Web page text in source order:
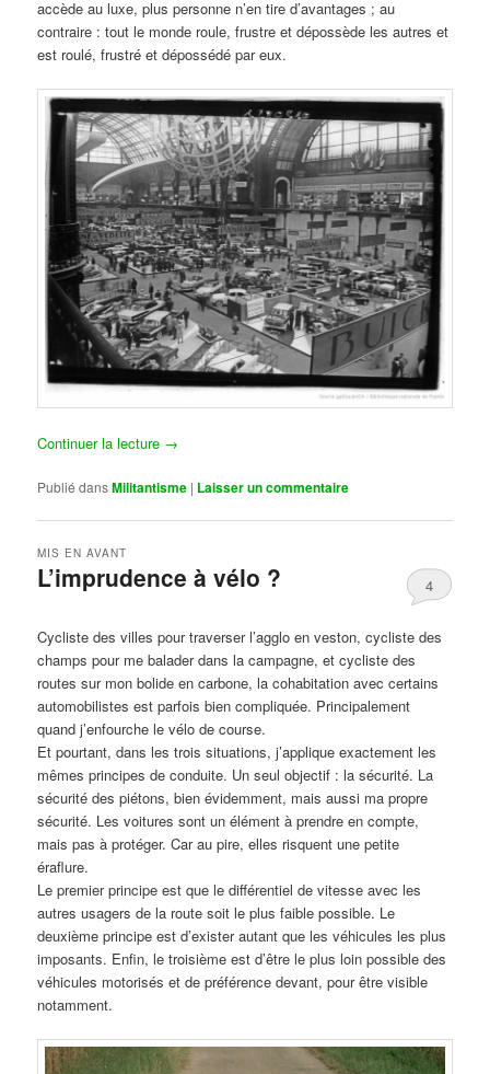
accède au luxe, plus personne n’en tire d’avantages ; au
contraire : tout le monde roule, frustre et dépossède les autres et
est roulé, frustré et dépossédé par eux.
Continuer la lecture →
Publié dansMilitantisme | Laisser un commentaire
L’imprudence à vélo ?
MIS EN AVANT
4
Cycliste des villes pour traverser l’agglo en veston, cycliste des
champs pour me balader dans la campagne, et cycliste des
routes sur mon bolide en carbone, la cohabitation avec certains
automobilistes est parfois bien compliquée. Principalement
quand j’enfourche le vélo de course.
Et pourtant, dans les trois situations, j’applique exactement les
mêmes principes de conduite. Un seul objectif : la sécurité. La
sécurité des piétons, bien évidemment, mais aussi ma propre
sécurité. Les voitures sont un élément à prendre en compte,
mais pas à protéger. Car au pire, elles risquent une petite
éraflure.
Le premier principe est que le différentiel de vitesse avec les
autres usagers de la route soit le plus faible possible. Le
deuxième principe est d’exister autant que les véhicules les plus
imposants. Enfin, le troisième est d’être le plus loin possible des
véhicules motorisés et de préférence devant, pour être visible
notamment.